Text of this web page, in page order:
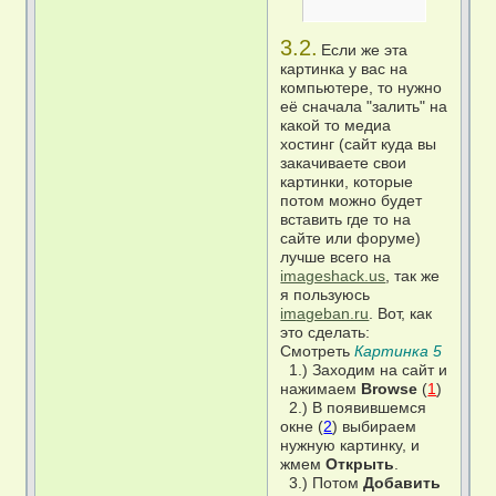
3.2. Если же эта
картинка у вас на
компьютере, то нужно
её сначала "залить" на
какой то медиа
хостинг (сайт куда вы
закачиваете свои
картинки, которые
потом можно будет
вставить где то на
сайте или форуме)
лучше всего на
imageshack.us , так же
я пользуюсь
imageban.ru . Вот, как
это сделать:
СмотретьКартинка 5
1.) Заходим на сайт и
нажимаем Browse (1)
2.) В появившемся
окне (2) выбираем
нужную картинку, и
жмемОткрыть
3.) ПотомДобавить